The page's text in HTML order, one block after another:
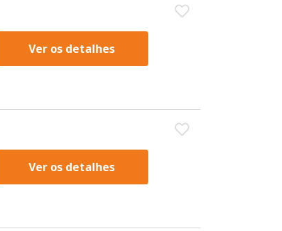
Ver os detalhes
Ver os detalhes